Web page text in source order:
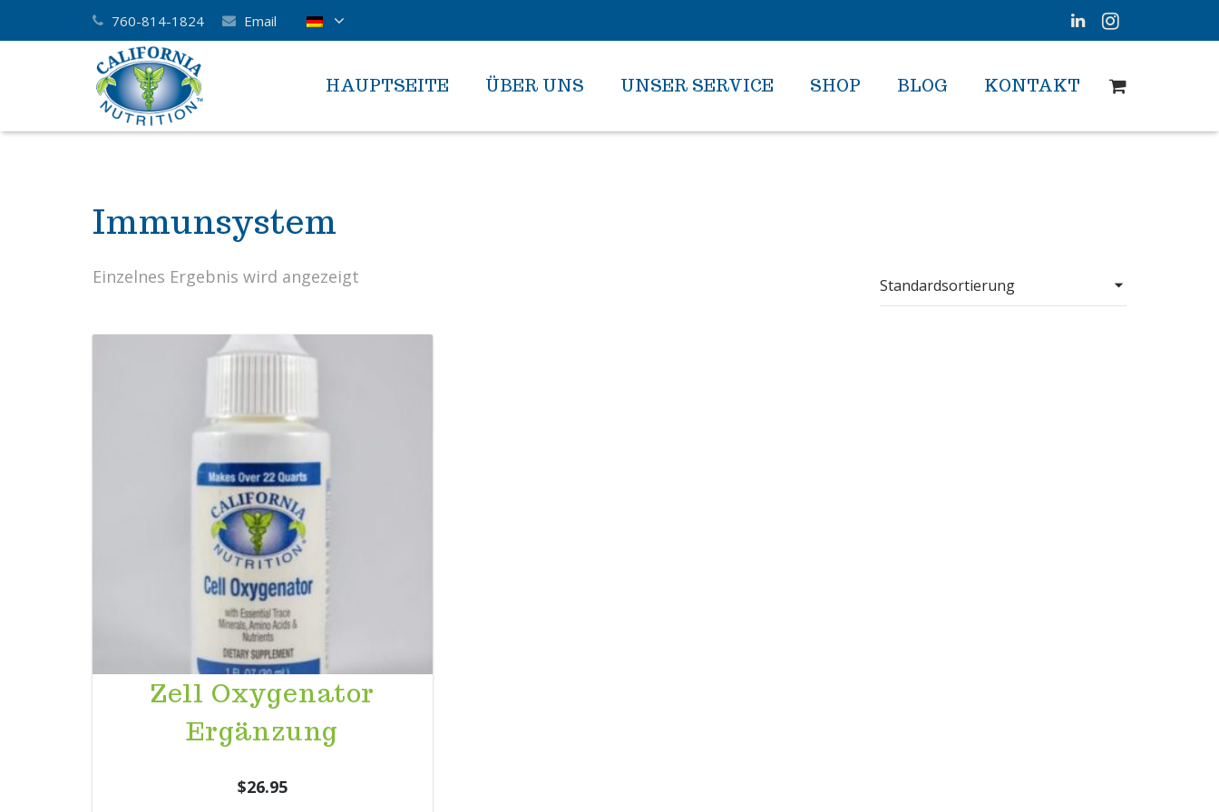
760-814-1824 Email
HAUPTSEITE ÜBER UNS UNSER SERVICE SHOP BLOG KONTAKT
Immunsystem
Einzelnes Ergebnis wird angezeigt
Zell Oxygenator
Ergänzung
$26.95